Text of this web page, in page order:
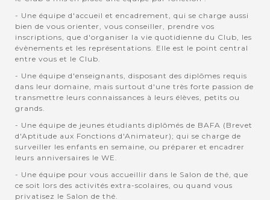
- Une équipe d'accueil et encadrement, qui se charge aussi
bien de vous orienter, vous conseiller, prendre vos
inscriptions, que d'organiser la vie quotidienne du Club, les
évènements et les représentations. Elle est le point central
entre vous et le Club.
- Une équipe d'enseignants, disposant des diplômes requis
dans leur domaine, mais surtout d'une très forte passion de
transmettre leurs connaissances à leurs élèves, petits ou
grands.
- Une équipe de jeunes étudiants diplômés de BAFA (Brevet
d'Aptitude aux Fonctions d'Animateur); qui se charge de
surveiller les enfants en semaine, ou préparer et encadrer
leurs anniversaires le WE.
- Une équipe pour vous accueillir dans le Salon de thé, que
ce soit lors des activités extra-scolaires, ou quand vous
privatisez le Salon de thé.